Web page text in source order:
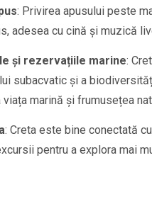
: Privirea apusului peste
adesea cu cină și muzică
și rezervațiile marine:
subacvatic și a
marină și frumusețea
: Creta este bine conectată
pentru a explora mai